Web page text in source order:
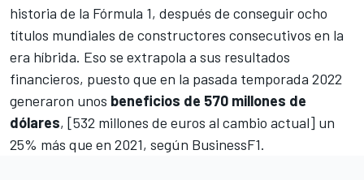
historia de la Fórmula 1, después de conseguir ocho
títulos mundiales de constructores consecutivos en la
era híbrida. Eso se extrapola a sus resultados
financieros, puesto que en la pasada temporada 2022
generaron unos beneficios de 570 millones de
dólares, [532 millones de euros al cambio actual] un
25% más que en 2021, según BusinessF1.